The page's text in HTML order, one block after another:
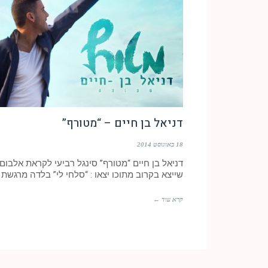
דניאל בן חיים – “מטורף”
18 באוגוסט 2014
דניאל בן חיים “מטורף” סינגל רביעי לקראת
שייצא בקרוב מתוכו יצאו : “סלחי לי” בלדה
קרא עוד ←